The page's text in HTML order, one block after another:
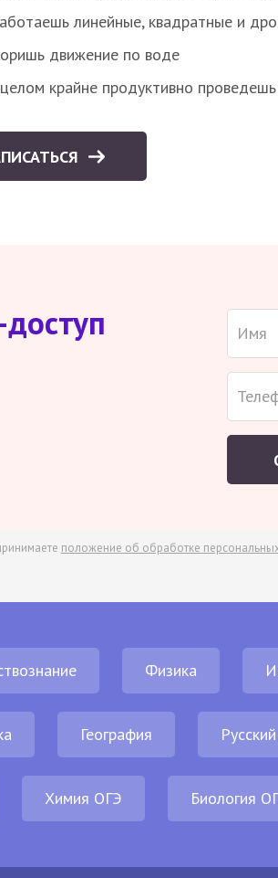
линейные, квадратные и
движение по воде
крайне продуктивно
положение об обработке
Физика
География
Химия ОГЭ Биология